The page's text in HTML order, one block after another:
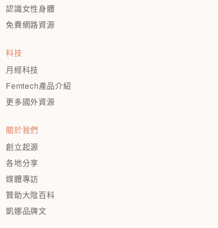
認識女性身體
免費網路資源
科技
月經科技
Femtech產品介紹
更多國外資源
關於我們
創立起源
各地分享
媒體專訪
贊助大陰百科
凱娜品牌文